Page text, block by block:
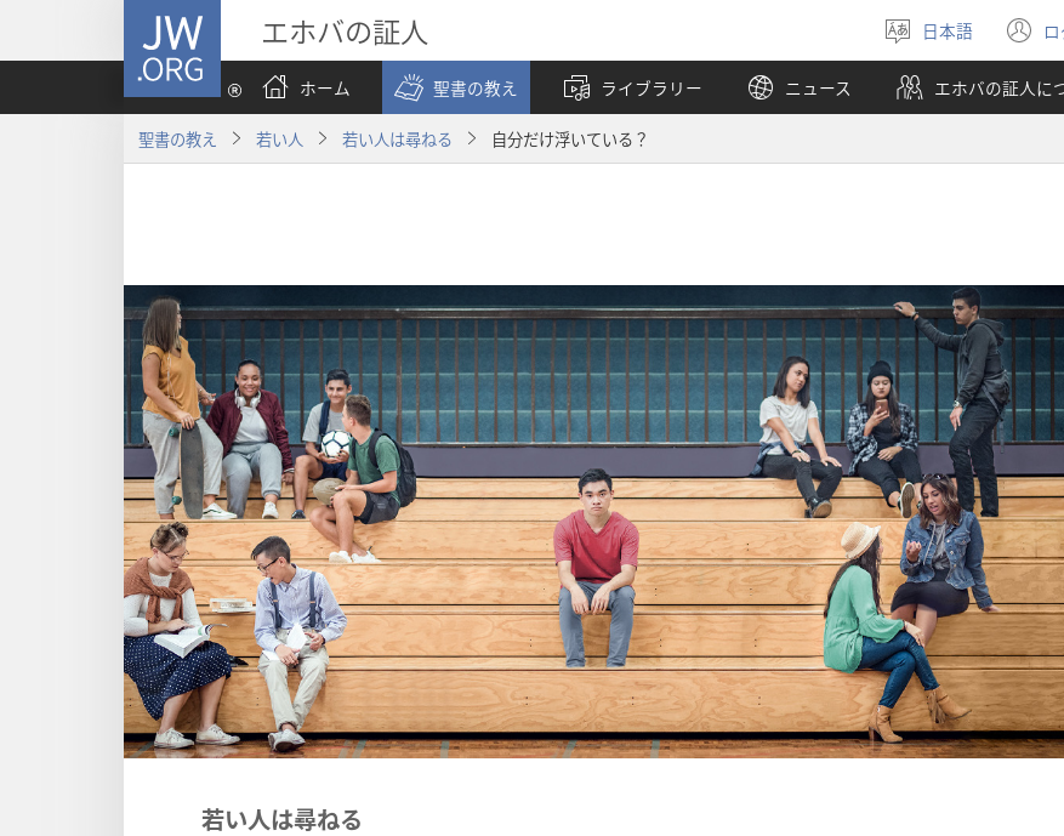
JW.ORG エホバの証人
言
語
を
選
日本語
ホーム
聖書の教え ライブラリー ニュース エホバの証人に
聖書の教え 若い人 若い人は尋ねる 自分だけ浮いている？
若い人は尋ねる